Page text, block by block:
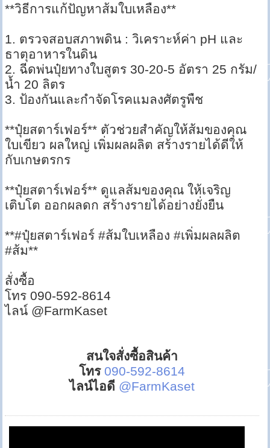
**วิธีการแก้ปัญหาส้มใบเหลือง**
1. ตรวจสอบสภาพดิน : วิเคราะห์ค่า pH และ
ธาตุอาหารในดิน
2. ฉีดพ่นปุ๋ยทางใบสูตร 30-20-5 อัตรา 25 กรัม/
น้ำ 20 ลิตร
3. ป้องกันและกำจัดโรคแมลงศัตรูพืช
**ปุ๋ยสตาร์เฟอร์** ตัวช่วยสำคัญให้ส้มของคุณ
ใบเขียว ผลใหญ่ เพิ่มผลผลิต สร้างรายได้ดีให้
กับเกษตรกร
**ปุ๋ยสตาร์เฟอร์** ดูแลส้มของคุณ ให้เจริญ
เติบโต ออกผลดก สร้างรายได้อย่างยั่งยืน
**#ปุ๋ยสตาร์เฟอร์ #ส้มใบเหลือง #เพิ่มผลผลิต
#ส้ม**
สั่งซื้อ
โทร 090-592-8614
ไลน์ @FarmKaset
สนใจสั่งซื้อสินค้า
โทร 090-592-8614
ไลน์ไอดี @FarmKaset